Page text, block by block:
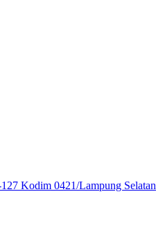
Kodim 0421/Lampung Selatan